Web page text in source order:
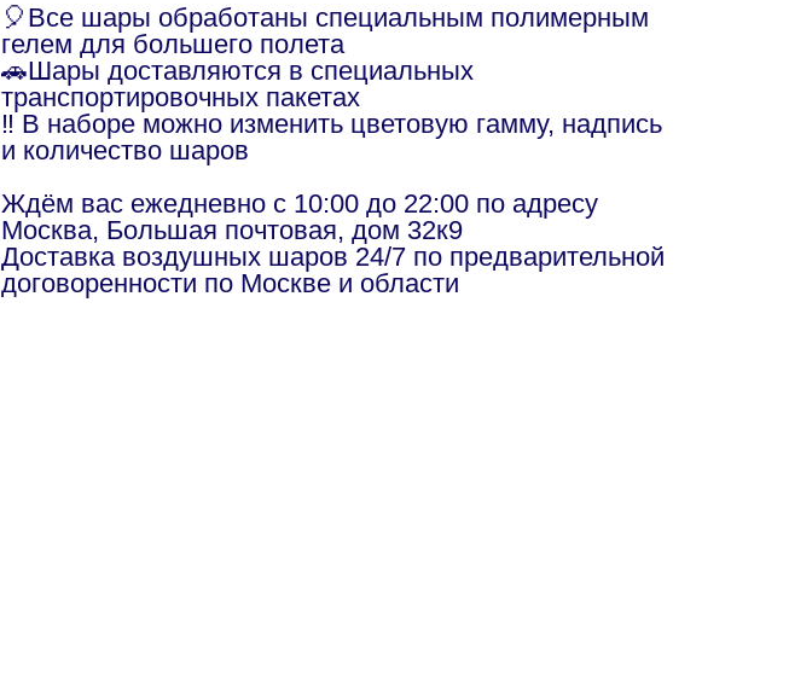
🎈Все шары обработаны специальным полимерным
гелем для большего полета
🚗Шары доставляются в специальных
транспортировочных пакетах
‼️ В наборе можно изменить цветовую гамму, надпись
и количество шаров
Ждём вас ежедневно с 10:00 до 22:00 по адресу
Москва, Большая почтовая, дом 32к9
Доставка воздушных шаров 24/7 по предварительной
договоренности по Москве и области